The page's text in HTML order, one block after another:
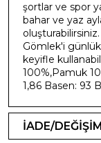
şortlar ve spor
bahar ve yaz
Gömlek'i
keyifle
100%,Pamuk
1,86 Basen: 93
İADE/DEĞİŞİM